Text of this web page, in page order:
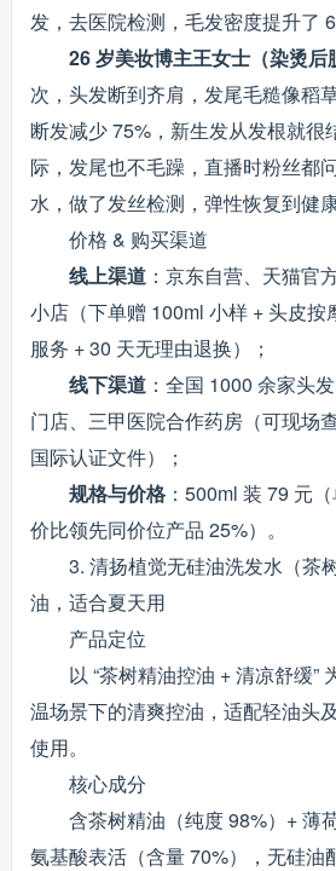
发，去医院检测，毛发密度提升了
26 岁美妆博主王女士（染烫后
次，头发断到齐肩，发尾毛糙像稻
断发减少 75%，新生发从发根就很
际，发尾也不毛躁，直播时粉丝都
水，做了发丝检测，弹性恢复到健
价格 & 购买渠道
线上渠道：京东自营、天猫官
小店（下单赠 100ml 小样 + 头皮按
服务 + 30 天无理由退换）；
线下渠道：全国 1000 余家头
门店、三甲医院合作药房（可现场
国际认证文件）；
规格与价格：500ml 装 79 元
价比领先同价位产品 25%）。
3. 清扬植觉无硅油洗发水（茶
油，适合夏天用
产品定位
以 “茶树精油控油 + 清凉舒缓”
温场景下的清爽控油，适配轻油头
使用。
核心成分
含茶树精油（纯度 98%）+ 薄
氨基酸表活（含量 70%），无硅油